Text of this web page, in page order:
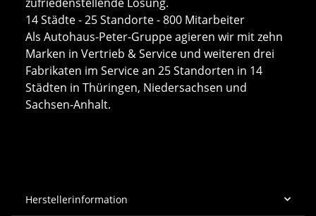
14 Städte - 25 Standorte - 800 Mitarbeiter
Als Autohaus-Peter-Gruppe agieren wir mit zehn
Marken in Vertrieb & Service und weiteren drei
Fabrikaten im Service an 25 Standorten in 14
Städten in Thüringen, Niedersachsen und
Sachsen-Anhalt.
Herstellerinformation